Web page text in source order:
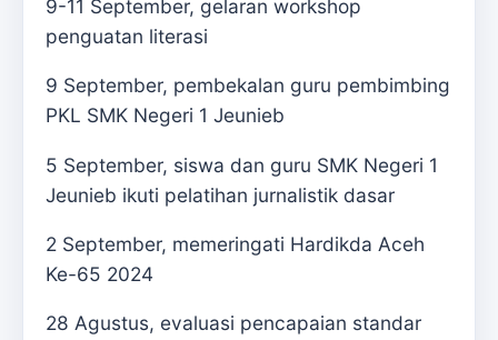
9-11 September, gelaran workshop
penguatan literasi
9 September, pembekalan guru pembimbing
PKL SMK Negeri 1 Jeunieb
5 September, siswa dan guru SMK Negeri 1
Jeunieb ikuti pelatihan jurnalistik dasar
2 September, memeringati Hardikda Aceh
Ke-65 2024
28 Agustus, evaluasi pencapaian standar